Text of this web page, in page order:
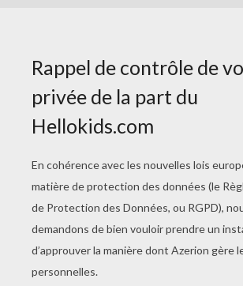
ALICE AU PAYS DES
MERVEILLES